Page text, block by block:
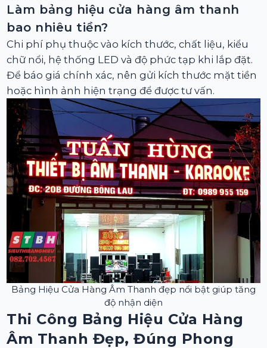
Làm bảng hiệu cửa hàng âm thanh
bao nhiêu tiền?
Chi phí phụ thuộc vào kích thước, chất liệu, kiểu
chữ nổi, hệ thống LED và độ phức tạp khi lắp đặt.
Để báo giá chính xác, nên gửi kích thước mặt tiền
hoặc hình ảnh hiện trạng để được tư vấn.
Bảng Hiệu Cửa Hàng Âm Thanh đẹp nổi bật giúp tăng
độ nhận diện
Thi Công Bảng Hiệu Cửa Hàng
Âm Thanh Đẹp, Đúng Phong